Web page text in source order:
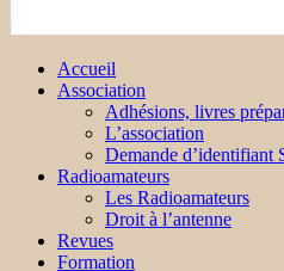
Accueil
Association
Adhésions, livres
L’association
Demande d’identifiant
Radioamateurs
Les Radioamateurs
Droit à l’antenne
Revues
Formation